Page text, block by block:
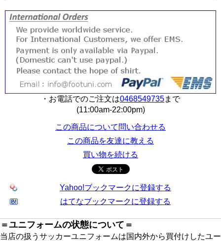
・お電話でのご注文は0468549735まで
(11:00am-22:00pm)
この商品について問い合わせる
この商品を友達に教える
買い物を続ける
Yahoo!ブックマークに登録する
はてなブックマークに登録する
＝ユニフォームの状態について＝
当店の扱うサッカーユニフォームは国内外から買付けしたユー